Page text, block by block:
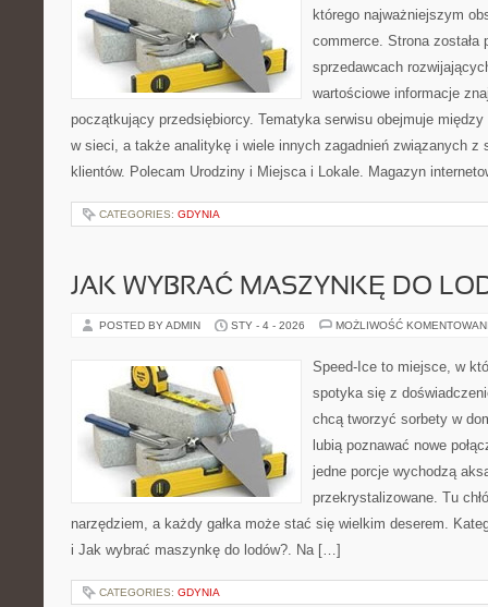
którego najważniejszym
commerce. Strona została
sprzedawcach
wartościowe informacje
początkujący przedsiębiorcy. Tematyka serwisu obejmuje
w sieci, a także analitykę i wiele innych zagadnień związanych z
klientów. Polecam Urodziny i Miejsca i Lokale. Magazyn
CATEGORIES: GDYNIA
JAK WYBRAĆ MASZYNKĘ DO
POSTED BY ADMIN STY - 4 - 2026 MOŻLIWOŚĆ
Speed-Ice to miejsce, w
spotyka się z
chcą tworzyć sorbety w
lubią poznawać nowe
jedne porcje wychodzą
przekrystalizowane. Tu
narzędziem, a każdy gałka może stać się wielkim deserem.
i Jak wybrać maszynkę do lodów?. Na […]
CATEGORIES: GDYNIA